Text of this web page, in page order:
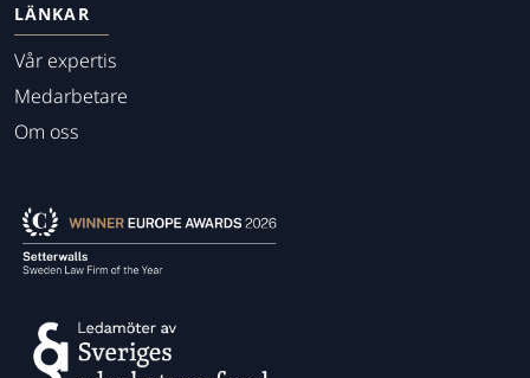
LÄNKAR
Vår expertis
Medarbetare
Om oss